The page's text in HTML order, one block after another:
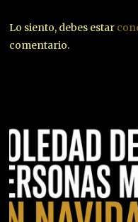
Lo siento, debes estar
comentario.